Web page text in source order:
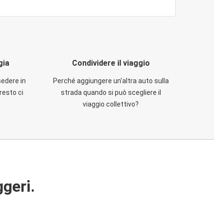
in
ci
Condividere il viaggio
Perché aggiungere un'altra auto sulla
strada quando si può scegliere il
viaggio collettivo?